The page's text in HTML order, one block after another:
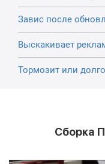
Завис после
Выскакивает
Тормозит или
Сборка